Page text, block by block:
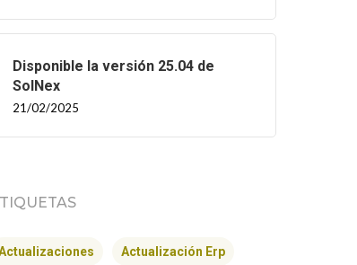
Disponible la versión 25.04 de
SolNex
21/02/2025
Actualización Erp